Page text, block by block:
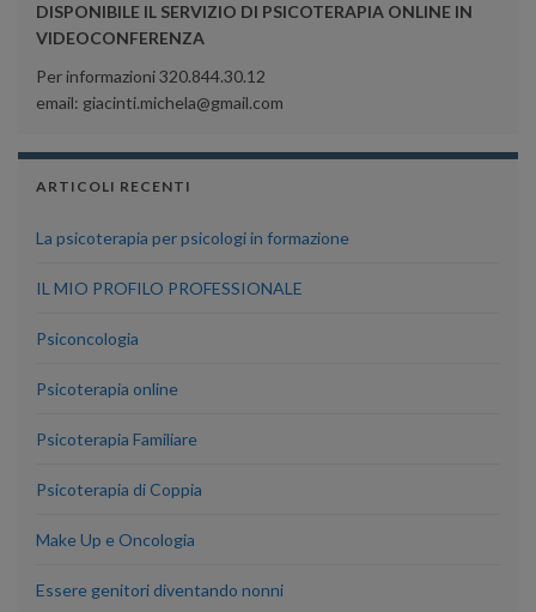
DISPONIBILE IL SERVIZIO DI PSICOTERAPIA ONLINE IN
VIDEOCONFERENZA
Per informazioni 320.844.30.12
email: giacinti.michela@gmail.com
ARTICOLI RECENTI
La psicoterapia per psicologi in formazione
IL MIO PROFILO PROFESSIONALE
Psiconcologia
Psicoterapia online
Psicoterapia Familiare
Psicoterapia di Coppia
Make Up e Oncologia
Essere genitori diventando nonni